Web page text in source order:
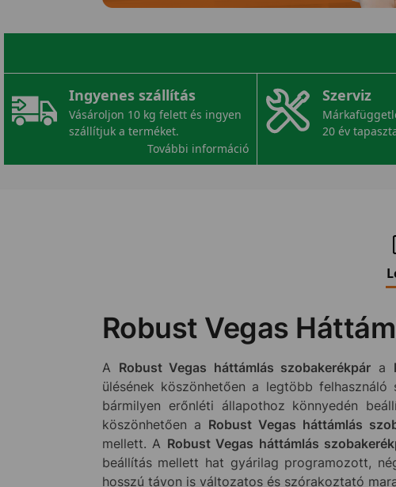
Ingyenes szállítás
Vásároljon 10 kg felett és ingyen
szállítjuk a terméket.
További információ
Szerviz
20 év
Robust Vegas
A Robust Vegas háttámlás szobakerékpár a
ülésének köszönhetően a legtöbb
bármilyen erőnléti állapothoz könnyedén
köszönhetően a Robust Vegas háttámlás
mellett. A Robust Vegas háttámlás
beállítás mellett hat gyárilag programozott,
hosszú távon is változatos és szórakoztató